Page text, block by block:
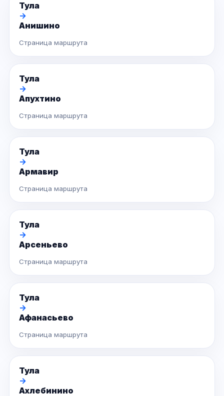
Тула
→
Анишино
Страница маршрута
Тула
→
Апухтино
Страница маршрута
Тула
→
Армавир
Страница маршрута
Тула
→
Арсеньево
Страница маршрута
Тула
→
Афанасьево
Страница маршрута
Тула
→
Ахлебинино